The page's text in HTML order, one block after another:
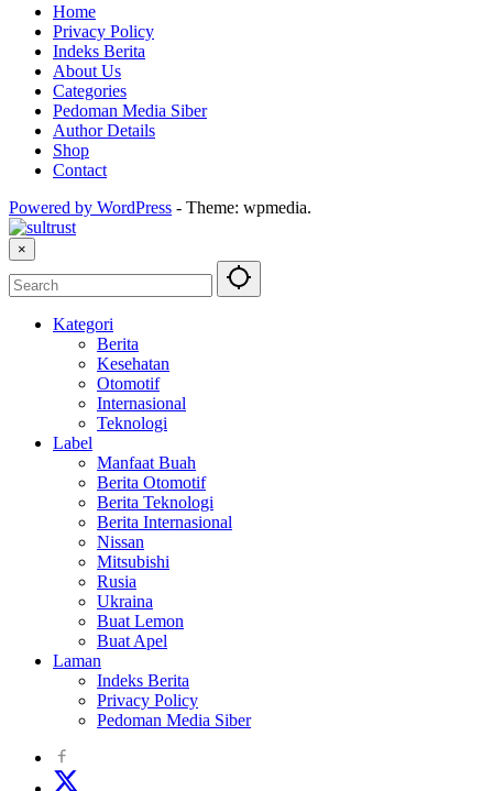
Home
Privacy Policy
Indeks Berita
About Us
Categories
Pedoman Media Siber
Author Details
Shop
Contact
Powered by WordPress - Theme: wpmedia.
×
Kategori
Berita
Kesehatan
Otomotif
Internasional
Teknologi
Label
Manfaat Buah
Berita Otomotif
Berita Teknologi
Berita Internasional
Nissan
Mitsubishi
Rusia
Ukraina
Buat Lemon
Buat Apel
Laman
Indeks Berita
Privacy Policy
Pedoman Media Siber